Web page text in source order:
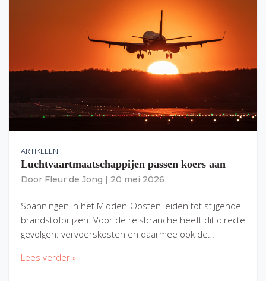
ARTIKELEN
Luchtvaartmaatschappijen passen koers aan
Door Fleur de Jong 20 mei 2026
Spanningen in het Midden-Oosten leiden tot stijgende
brandstofprijzen. Voor de reisbranche heeft dit directe
gevolgen: vervoerskosten en daarmee ook de…
Lees verder »